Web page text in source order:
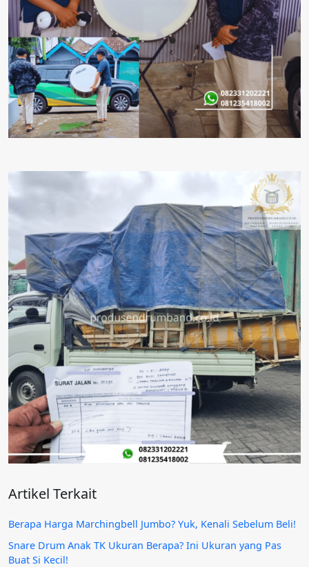
Artikel Terkait
Berapa Harga Marchingbell Jumbo? Yuk, Kenali Sebelum Beli!
Snare Drum Anak TK Ukuran Berapa? Ini Ukuran yang Pas
Buat Si Kecil!